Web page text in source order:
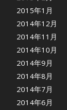
2015年1月
2014年12月
2014年11月
2014年10月
2014年9月
2014年8月
2014年7月
2014年6月